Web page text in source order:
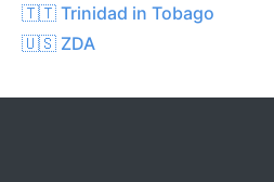
🇹🇹 Trinidad in Tobago
🇺🇸 ZDA